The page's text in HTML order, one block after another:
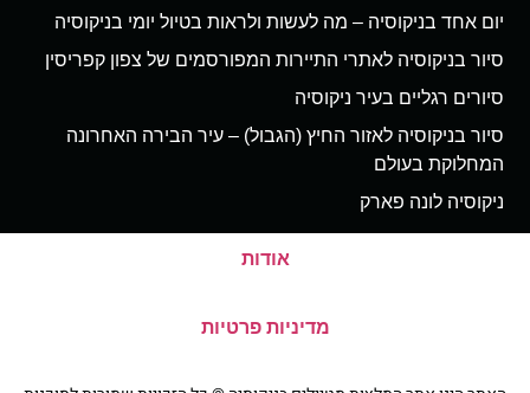
יום אחד בניקוסיה – מה לעשות ולראות בטיול יומי בניקוסיה
סיור בניקוסיה לאתרי התיירות המפורסמים של צפון קפריסין
סיורים רגליים בעיר ניקוסיה
סיור בניקוסיה לאזור החיץ (הגבול) – עיר הבירה האחרונה
המחלוקת בעולם
ניקוסיה לונה פארק
אודות
מדיניות פרטיות